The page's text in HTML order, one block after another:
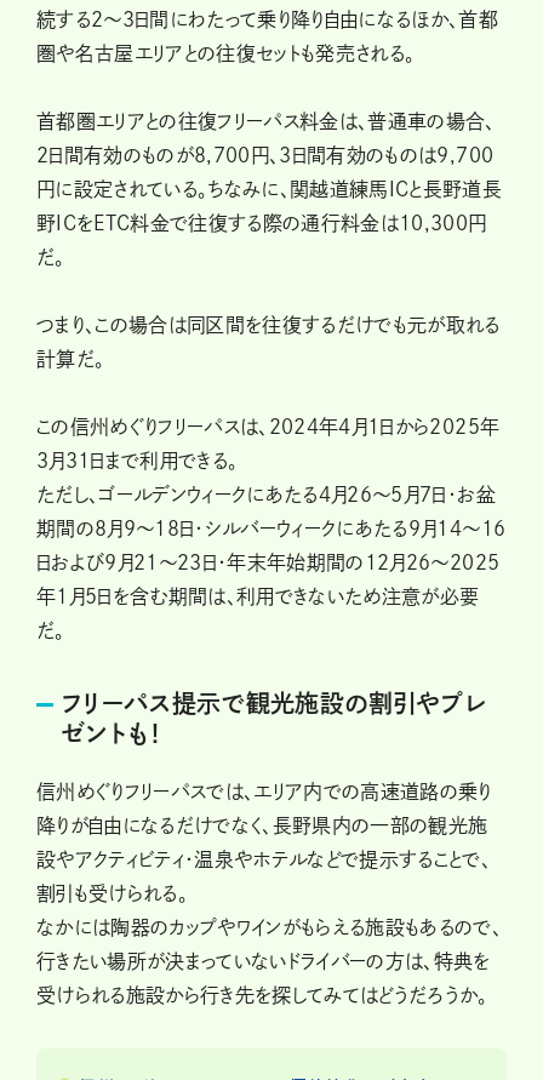
続する2～3日間にわたって乗り降り自由になるほか、首都
圏や名古屋エリアとの往復セットも発売される。
首都圏エリアとの往復フリーパス料金は、普通車の場合、
2日間有効のものが8,700円、3日間有効のものは9,700
円に設定されている。ちなみに、関越道練馬ICと長野道長
野ICをETC料金で往復する際の通行料金は10,300円
だ。
つまり、この場合は同区間を往復するだけでも元が取れる
計算だ。
この信州めぐりフリーパスは、2024年4月1日から2025年
3月31日まで利用できる。
ただし、ゴールデンウィークにあたる4月26～5月7日・お盆
期間の8月9～18日・シルバーウィークにあたる9月14～16
日および9月21～23日・年末年始期間の12月26～2025
年1月5日を含む期間は、利用できないため注意が必要
だ。
フリーパス提示で観光施設の割引やプレ
ゼントも！
信州めぐりフリーパスでは、エリア内での高速道路の乗り
降りが自由になるだけでなく、長野県内の一部の観光施
設やアクティビティ・温泉やホテルなどで提示することで、
割引も受けられる。
なかには陶器のカップやワインがもらえる施設もあるので、
行きたい場所が決まっていないドライバーの方は、特典を
受けられる施設から行き先を探してみてはどうだろうか。